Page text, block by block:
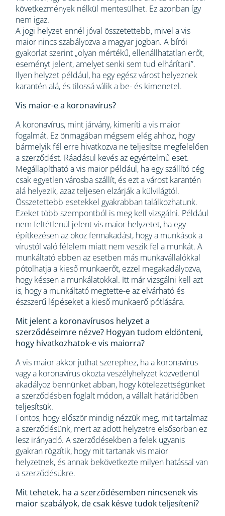
következmények nélkül mentesülhet. Ez azonban így
nem igaz.
A jogi helyzet ennél jóval összetettebb, mivel a vis
maior nincs szabályozva a magyar jogban. A bírói
gyakorlat szerint „olyan mértékű, ellenállhatatlan erőt,
eseményt jelent, amelyet senki sem tud elhárítani”.
Ilyen helyzet például, ha egy egész várost helyeznek
karantén alá, és tilossá válik a be- és kimenetel.
Vis maior-e a koronavírus?
A koronavírus, mint járvány, kimeríti a vis maior
fogalmát. Ez önmagában mégsem elég ahhoz, hogy
bármelyik fél erre hivatkozva ne teljesítse megfelelően
a szerződést. Ráadásul kevés az egyértelmű eset.
Megállapítható a vis maior például, ha egy szállító cég
csak egyetlen városba szállít, és ezt a várost karantén
alá helyezik, azaz teljesen elzárják a külvilágtól.
Összetettebb esetekkel gyakrabban találkozhatunk.
Ezeket több szempontból is meg kell vizsgálni. Például
nem feltétlenül jelent vis maior helyzetet, ha egy
építkezésen az okoz fennakadást, hogy a munkások a
vírustól való félelem miatt nem veszik fel a munkát. A
munkáltató ebben az esetben más munkavállalókkal
pótolhatja a kieső munkaerőt, ezzel megakadályozva,
hogy késsen a munkálatokkal. Itt már vizsgálni kell azt
is, hogy a munkáltató megtette-e az elvárható és
észszerű lépéseket a kieső munkaerő pótlására.
Mit jelent a koronavírusos helyzet a
szerződéseimre nézve? Hogyan tudom eldönteni,
hogy hivatkozhatok-e vis maiorra?
A vis maior akkor juthat szerephez, ha a koronavírus
vagy a koronavírus okozta veszélyhelyzet közvetlenül
akadályoz bennünket abban, hogy kötelezettségünket
a szerződésben foglalt módon, a vállalt határidőben
teljesítsük.
Fontos, hogy először mindig nézzük meg, mit tartalmaz
a szerződésünk, mert az adott helyzetre elsősorban ez
lesz irányadó. A szerződésekben a felek ugyanis
gyakran rögzítik, hogy mit tartanak vis maior
helyzetnek, és annak bekövetkezte milyen hatással van
a szerződésükre.
Mit tehetek, ha a szerződésemben nincsenek vis
maior szabályok, de csak késve tudok teljesíteni?